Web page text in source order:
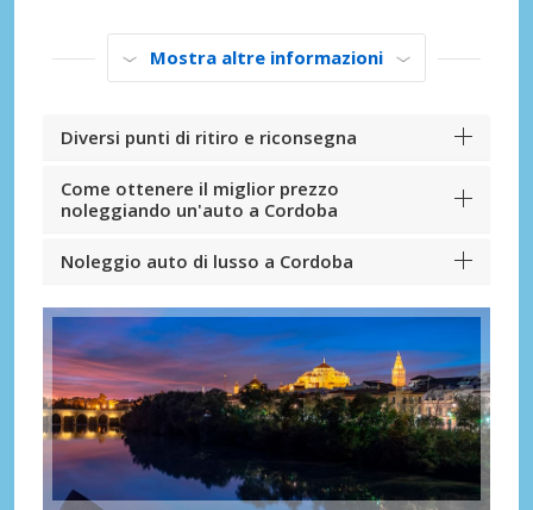
Mostra altre informazioni
Diversi punti di ritiro e riconsegna
Come ottenere il miglior prezzo
noleggiando un'auto a Cordoba
Noleggio auto di lusso a Cordoba